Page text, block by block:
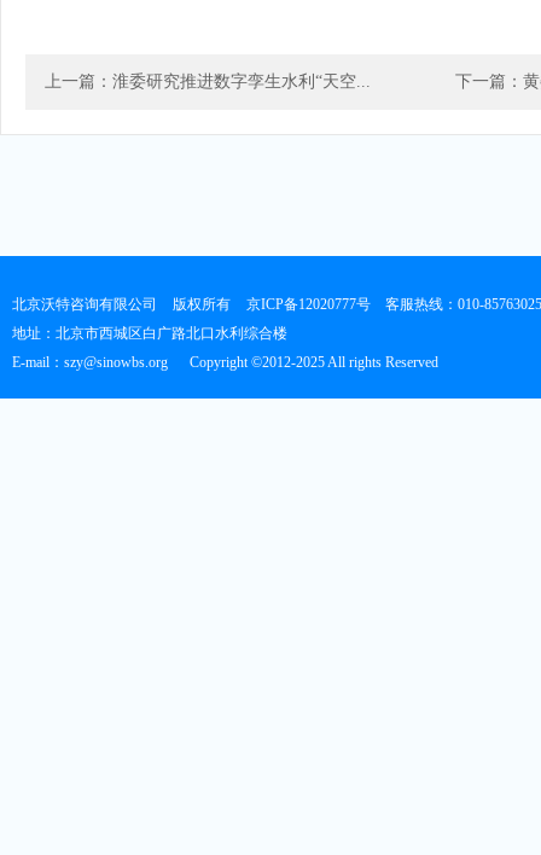
上一篇：淮委研究推进数字孪生水利“天空... 下一篇：
北京沃特咨询有限公司 版权所有 京ICP备12020777号 客服热线：010-85763025
地址：北京市西城区白广路北口水利综合楼
E-mail：szy@sinowbs.org
Copyright ©2012-2025 All rights Reserved